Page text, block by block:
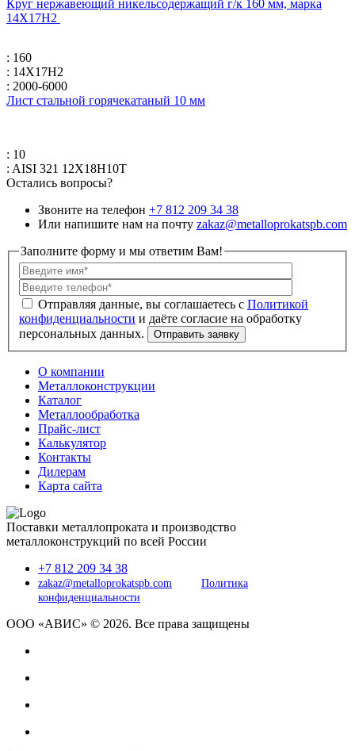
Круг нержавеющий никельсодержащий г/к 160 мм, марка
14Х17Н2
: 160
: 14Х17Н2
: 2000-6000
Лист стальной горячекатаный 10 мм
: 10
: AISI 321 12Х18Н10Т
Остались вопросы?
Звоните на телефон +7 812 209 34 38
Или напишите нам на почту zakaz@metalloprokatspb.com
Заполните форму и мы ответим Вам!
Политикой
конфиденциальности
О компании
Металлоконструкции
Каталог
Металлообработка
Прайс-лист
Калькулятор
Контакты
Дилерам
Карта сайта
Поставки металлопроката и производство
металлоконструкций по всей России
+7 812 209 34 38
zakaz@metalloprokatspb.com
Политика
конфиденциальности
ООО «АВИС» © 2026. Все права защищены